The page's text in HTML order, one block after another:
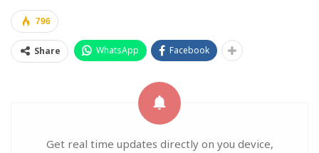
796
Share WhatsApp Facebook
Get real time updates directly on you device,